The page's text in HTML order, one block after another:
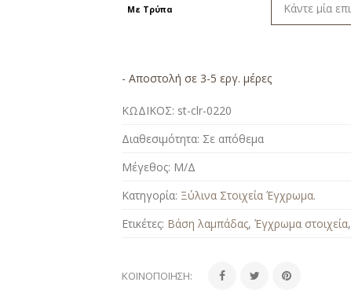
Με Τρύπα
- Αποστολή σε 3-5 εργ. μέρες
ΚΩΔΙΚΟΣ: st-clr-0220
Διαθεσιμότητα: Σε απόθεμα
Μέγεθος: Μ/Δ
Κατηγορία: Ξύλινα Στοιχεία Έγχρωμα.
Ετικέτες: Βάση λαμπάδας,Έγχρωμα στοιχεία,
ΚΟΙΝΟΠΟΊΗΣΗ: